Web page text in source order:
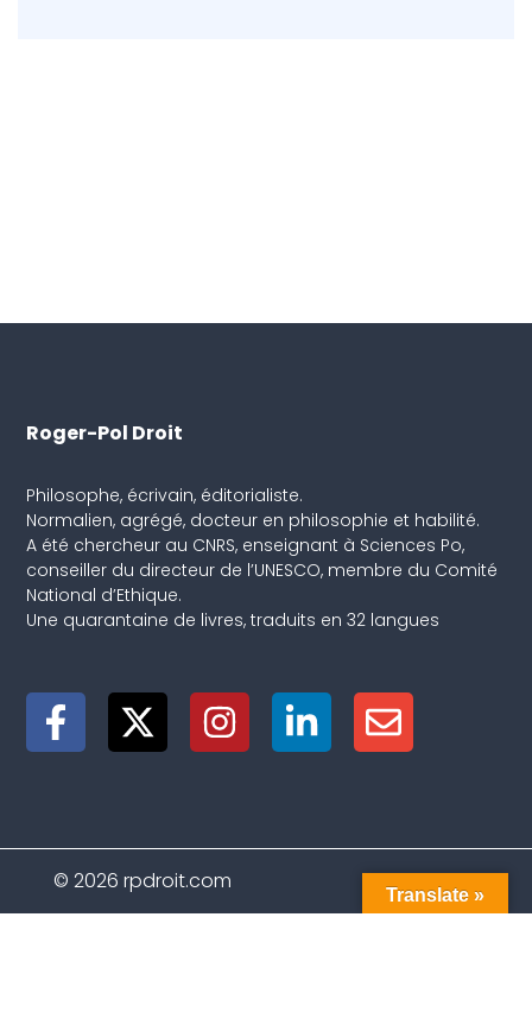
Roger-Pol Droit
Philosophe, écrivain, éditorialiste.
Normalien, agrégé, docteur en philosophie et habilité.
A été chercheur au CNRS, enseignant à Sciences Po,
conseiller du directeur de l’UNESCO, membre du Comité
National d’Ethique.
Une quarantaine de livres, traduits en 32 langues
© 2026 rpdroit.com
Translate »